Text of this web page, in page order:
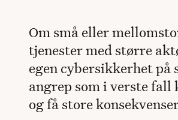
Om små eller
tjenester med større
egen cybersikkerhet
angrep som i verste
og få store